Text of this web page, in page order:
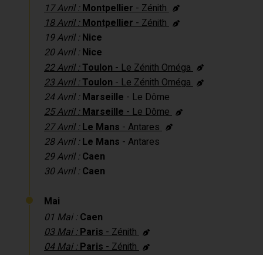
17 Avril : Montpellier - Zénith
18 Avril :Montpellier- Zénith
19 Avril : Nice
20 Avril : Nice
22 Avril :Toulon - Le Zénith Oméga
23 Avril :Toulon- Le Zénith Oméga
24 Avril : Marseille - Le Dôme
25 Avril :Marseille- Le Dôme
27 Avril : Le Mans - Antares
28 Avril : Le Mans - Antares
29 Avril : Caen
30 Avril : Caen
Mai
01 Mai : Caen
03 Mai :Paris- Zénith
04 Mai :Paris- Zénith